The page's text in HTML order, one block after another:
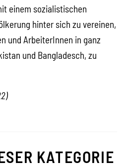
einem sozialistischen
hinter sich zu vereinen,
und ArbeiterInnen in ganz
und Bangladesch, zu
KATEGORIE